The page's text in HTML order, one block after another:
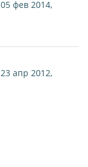
05 фев 2014,
23 апр 2012,